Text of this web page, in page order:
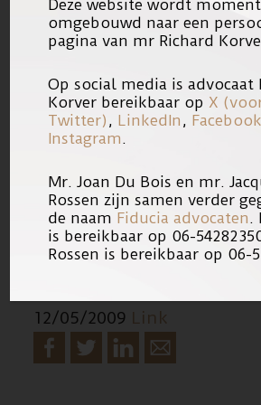
rechtsbijstand daardoor
urgent doet zijn.
Kamerlid Boris van Ham
hedenmorgen in het
Kamervragen te zullen
het systeem opdat ieder
aanspraak kan maken op
gefinancierde
12/05/2009 Link
Deze website wordt
omgebouwd naar een
pagina van mr Richard
Op social media is advocaat
Korver bereikbaar op X
Twitter) , LinkedIn , Facebook
Instagram.
Mr. Joan Du Bois en mr.
Rossen zijn samen verder
de naam Fiducia advocaten.
is bereikbaar op 06-
Rossen is bereikbaar op 06-